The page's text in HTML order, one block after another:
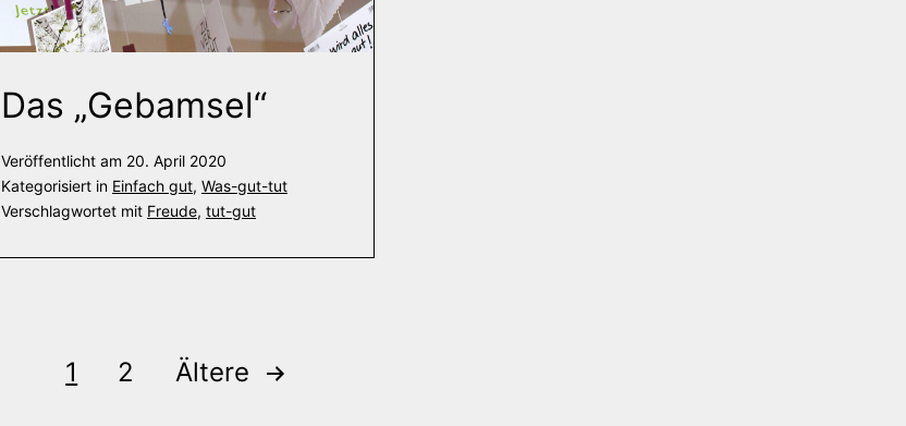
Das „Gebamsel“
Veröffentlicht am 20. April 2020
Kategorisiert in Einfach gut, Was-gut-tut
Verschlagwortet mit Freude, tut-gut
1 2 Ältere